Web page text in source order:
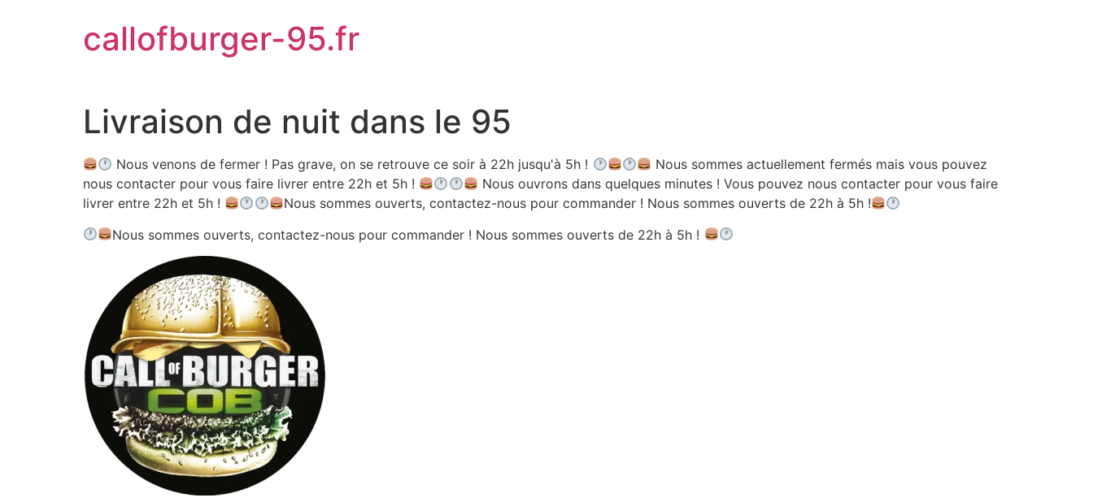
callofburger-95.fr
Livraison de nuit dans le 95
Nous venons de fermer ! Pas grave, on se retrouve ce soir à 22h jusqu'à 5h !
Nous sommes actuellement fermés mais vous pouvez
nous contacter pour vous faire livrer entre 22h et 5h !
Nous ouvrons dans quelques minutes ! Vous pouvez nous contacter pour vous faire
livrer entre 22h et 5h !
Nous sommes ouverts, contactez-nous pour commander ! Nous sommes ouverts de 22h à 5h !
Nous sommes ouverts, contactez-nous pour commander ! Nous sommes ouverts de 22h à 5h !